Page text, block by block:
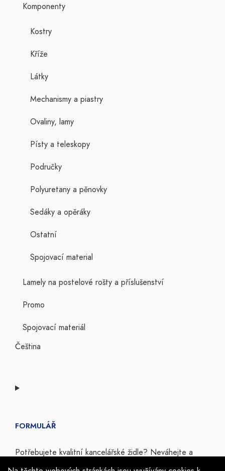
Komponenty
Kostry
Kříže
Látky
Mechanismy a piastry
Ovaliny, lamy
Písty a teleskopy
Područky
Polyuretany a pěnovky
Sedáky a opěráky
Ostatní
Spojovací material
Lamely na postelové rošty a příslušenství
Promo
Spojovací materiál
Čeština
FORMULÁŘ
Potřebujete kvalitní kancelářské židle? Neváhejte a
prohlédnete si co vám nabízíme.